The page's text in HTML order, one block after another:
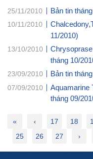
25/11/2010 Bản tin
10/11/2010
11/2010)
13/10/2010
tháng 10/
23/09/2010 Bản tin
07/09/2010
Aquamarine
tháng 09/
« ‹ 17 18
25
26 27 ›